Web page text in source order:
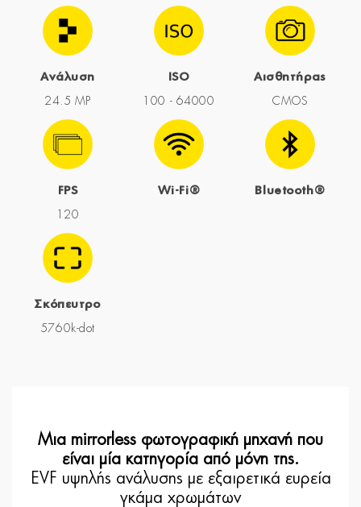
Ανάλυση
24.5 MP
ISO
100 - 64000
Αισθητήρας
CMOS
FPS
120
Wi-Fi® Bluetooth®
Σκόπευτρο
5760k-dot
Μια mirrorless φωτογραφική μηχανή που
είναι μία κατηγορία από μόνη της.
EVF υψηλής ανάλυσης με εξαιρετικά ευρεία
γκάμα χρωμάτων